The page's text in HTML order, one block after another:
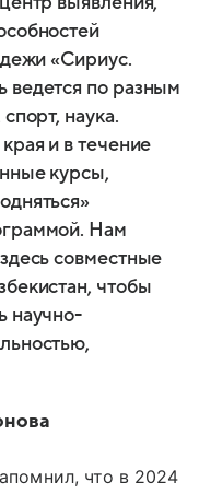
«Сириус.
ведется по разным
наука.
и в течение
курсы,
Нам
совместные
чтобы
научно-
что в 2024